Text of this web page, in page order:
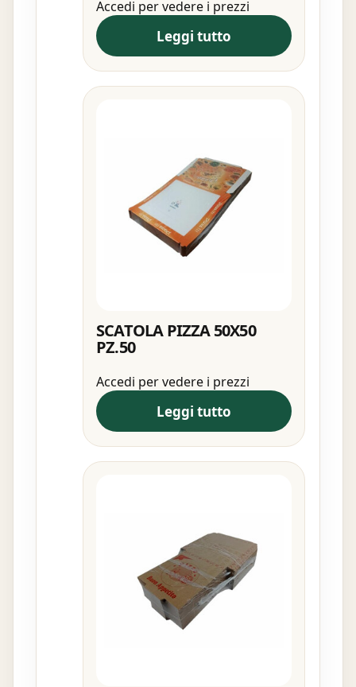
Accedi per vedere i prezzi
Leggi tutto
SCATOLA PIZZA 50X50
PZ.50
Accedi per vedere i prezzi
Leggi tutto